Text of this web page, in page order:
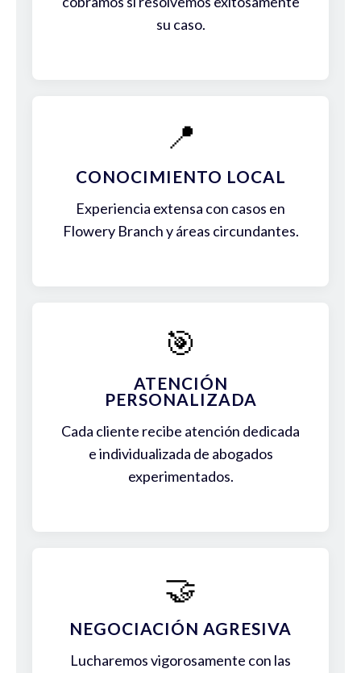
su caso.
📍
CONOCIMIENTO LOCAL
Experiencia extensa con casos en
Flowery Branch y áreas circundantes.
🎯
ATENCIÓN
PERSONALIZADA
Cada cliente recibe atención dedicada
e individualizada de abogados
experimentados.
🤝
NEGOCIACIÓN AGRESIVA
Lucharemos vigorosamente con las